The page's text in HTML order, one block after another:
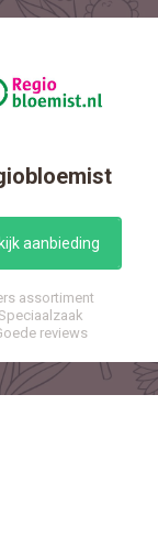
aanbieding
assortiment
reviews